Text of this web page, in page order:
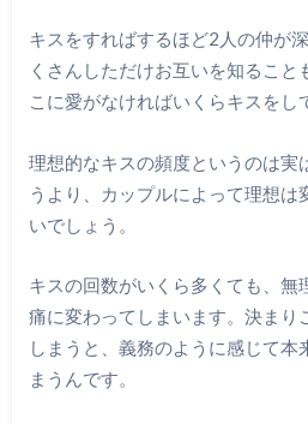
キスをすればするほど2人の仲が
くさんしただけお互いを知ること
こに愛がなければいくらキスをし
理想的なキスの頻度というのは実
うより、カップルによって理想は
いでしょう。
キスの回数がいくら多くても、無
痛に変わってしまいます。決まり
しまうと、義務のように感じて本
まうんです。